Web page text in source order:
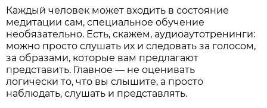
Каждый человек может входить в состояние
медитации сам, специальное обучение
необязательно. Есть, скажем, аудиоаутотренинги:
можно просто слушать их и следовать за голосом,
за образами, которые вам предлагают
представить. Главное — не оценивать
логически то, что вы слышите, а просто
наблюдать, слушать и представлять.